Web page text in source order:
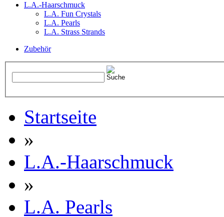
L.A.-Haarschmuck
L.A. Fun Crystals
L.A. Pearls
L.A. Strass Strands
Zubehör
Startseite
»
L.A.-Haarschmuck
»
L.A. Pearls